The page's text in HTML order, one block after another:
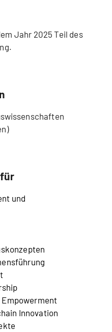
Jahr 2025 Teil des
und
Empowerment
Innovation